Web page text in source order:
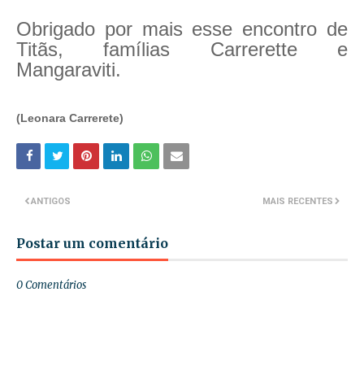
Obrigado por mais esse encontro de
Titãs, famílias Carrerette e
Mangaraviti.
(Leonara Carrerete)
MAIS RECENTES
ANTIGOS
Postar um comentário
0 Comentários